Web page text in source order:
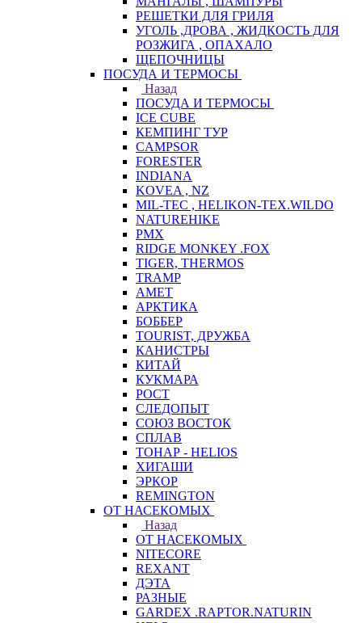
РЕШЕТКИ ДЛЯ ГРИЛЯ
УГОЛЬ ,ДРОВА , ЖИДКОСТЬ ДЛЯ
РОЗЖИГА , ОПАХАЛО
ЩЕПОЧНИЦЫ
ПОСУДА И ТЕРМОСЫ
Назад
ПОСУДА И ТЕРМОСЫ
ICE CUBE
КЕМПИНГ ТУР
CAMPSOR
FORESTER
INDIANA
KOVEA , NZ
MIL-TEC , HELIKON-TEX.WILDO
NATUREHIKE
PMX
RIDGE MONKEY .FOX
TIGER, THERMOS
TRAMP
АМЕТ
АРКТИКА
БОББЕР
TOURIST, ДРУЖБА
КАНИСТРЫ
КИТАЙ
КУКМАРА
РОСТ
СЛЕДОПЫТ
СОЮЗ ВОСТОК
СПЛАВ
ТОНАР - HELIOS
ХИГАШИ
ЭРКОР
REMINGTON
ОТ НАСЕКОМЫХ
Назад
ОТ НАСЕКОМЫХ
NITECORE
REXANT
ДЭТА
РАЗНЫЕ
GARDEX .RAPTOR.NATURIN